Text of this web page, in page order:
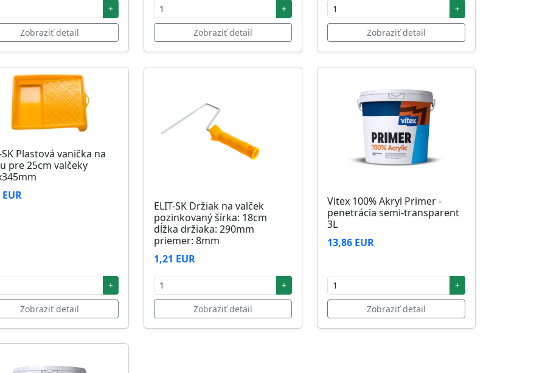
+
Zobraziť detail
+
Zobraziť detail
+
Zobraziť detail
SK Plastová vanička na
pre 25cm valčeky
+
Zobraziť detail
ELIT-SK Držiak na valček
pozinkovaný šírka: 18cm
dĺžka držiaka: 290mm
priemer: 8mm
1,21 EUR
+
Zobraziť detail
Vitex 100% Akryl Primer -
penetrácia semi-transparent
3L
13,86 EUR
+
Zobraziť detail